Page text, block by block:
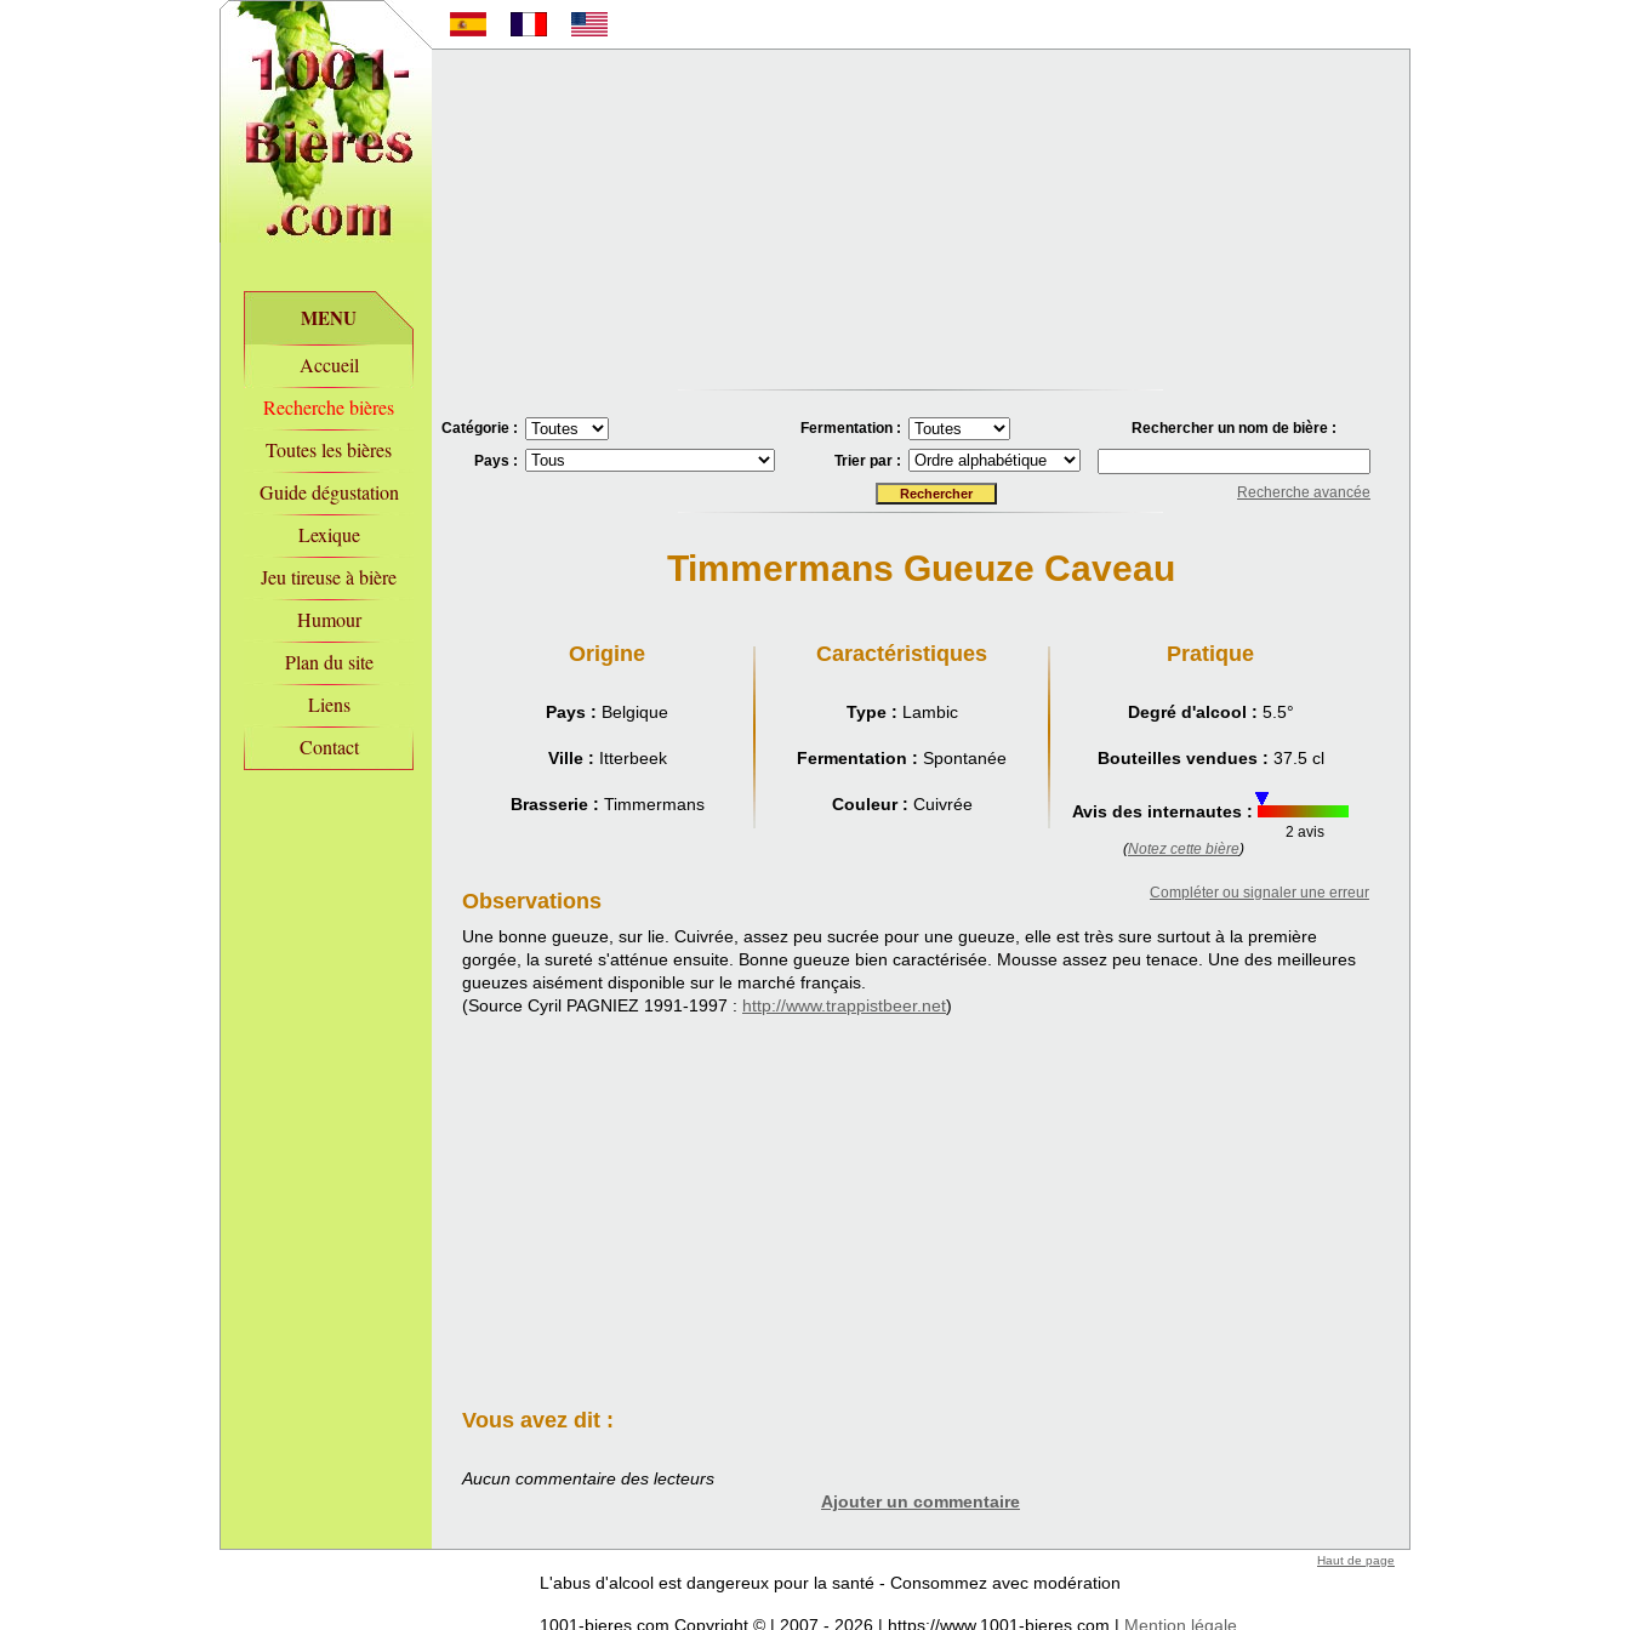
MENU
Accueil
Recherche bières
Toutes les bières
Guide dégustation
Lexique
Jeu tireuse à bière
Humour
Plan du site
Liens
Contact
Catégorie : Fermentation :
Rechercher un nom de bière :
Pays :
Trier par :
Recherche avancée
Timmermans Gueuze Caveau
Origine
Pays : Belgique
Ville : Itterbeek
Brasserie : Timmermans
Caractéristiques
Type : Lambic
Fermentation : Spontanée
Couleur : Cuivrée
Pratique
Degré d'alcool : 5.5°
Bouteilles vendues : 37.5 cl
Avis des internautes :
2 avis
(Notez cette bière)
Observations Compléter ou signaler une erreur
Une bonne gueuze, sur lie. Cuivrée, assez peu sucrée pour une gueuze, elle est très sure surtout à la première
gorgée, la sureté s'atténue ensuite. Bonne gueuze bien caractérisée. Mousse assez peu tenace. Une des meilleures
gueuzes aisément disponible sur le marché français.
(Source Cyril PAGNIEZ 1991-1997 : http://www.trappistbeer.net)
Vous avez dit :
Aucun commentaire des lecteurs
Ajouter un commentaire
L'abus d'alcool est dangereux pour la santé - Consommez avec modération
1001-bieres.com Copyright © | 2007 - 2026 | https://www.1001-bieres.com | Mention légale
Haut de page